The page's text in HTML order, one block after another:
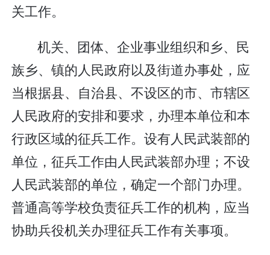
关工作。
机关、团体、企业事业组织和乡、民
族乡、镇的人民政府以及街道办事处，应
当根据县、自治县、不设区的市、市辖区
人民政府的安排和要求，办理本单位和本
行政区域的征兵工作。设有人民武装部的
单位，征兵工作由人民武装部办理；不设
人民武装部的单位，确定一个部门办理。
普通高等学校负责征兵工作的机构，应当
协助兵役机关办理征兵工作有关事项。